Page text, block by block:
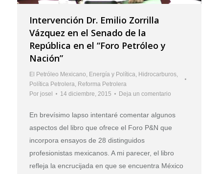
Intervención Dr. Emilio Zorrilla
Vázquez en el Senado de la
República en el “Foro Petróleo y
Nación”
El Petróleo Mexicano, Energía y Política, Hidrocarburos,
Política Petrolera, Reforma Petrolera
Por josel 14 diciembre, 2015 Deja un comentario
En brevísimo lapso intentaré comentar algunos
aspectos del libro que ofrece el Foro P&N que
incorpora ensayos de 28 distinguidos
profesionistas mexicanos. A mi parecer, el libro
refleja la encrucijada en que se encuentra México